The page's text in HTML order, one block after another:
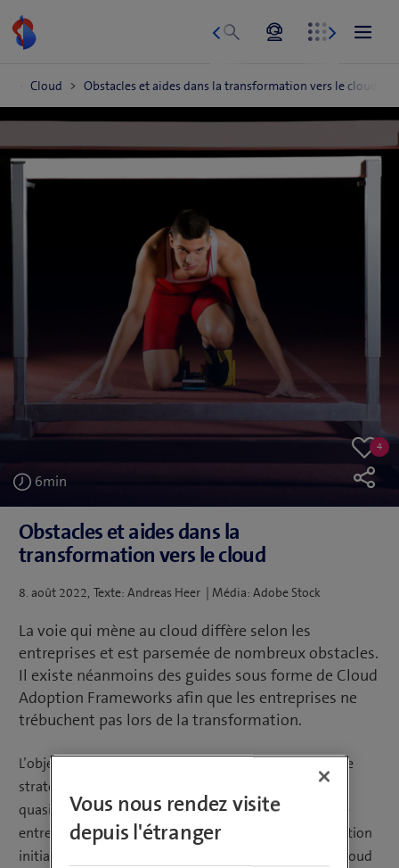
Like
4
4
6min
Obstacles et aides dans la
transformation vers le cloud
Publié
8. août 2022 Texte: Andreas Heer | Média: Adobe Stock
La voie qui mène au cloud diffère selon les
entreprises et est parsemée de nombreux obstacles.
Il existe néanmoins des guides sous forme de Cloud
Adoption Frameworks afin que les entreprises ne
trébuchent pas lors de la transformation.
L’objectif est clair mais la voie est totalement libre: Une
stratégie cloud est aujourd’hui à l’ordre du jour de
quasiment toutes les entreprises. Mais comme chaque
entreprise se trouve dans un endroit différent, la situation
initiale et donc la voie pour la transformation vers le cloud
Vous nous rendez visite
depuis l'étranger